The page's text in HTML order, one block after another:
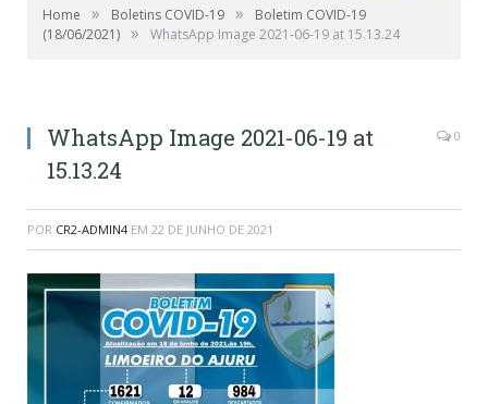
Home » Boletins COVID-19 »
Boletim COVID-19
(18/06/2021) » WhatsApp Image 2021-06-19 at 15.13.24
WhatsApp Image 2021-06-19 at
15.13.24
0
POR CR2-ADMIN4 EM 22 DE JUNHO DE 2021